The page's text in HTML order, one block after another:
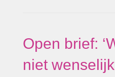
Open brief:
niet